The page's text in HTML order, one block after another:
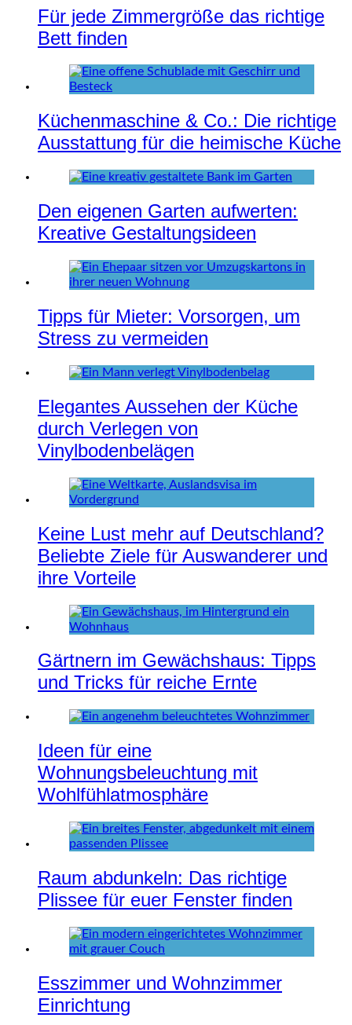
Für jede Zimmergröße das richtige
Bett finden
Küchenmaschine & Co.: Die richtige
Ausstattung für die heimische Küche
Den eigenen Garten aufwerten:
Kreative Gestaltungsideen
Tipps für Mieter: Vorsorgen, um
Stress zu vermeiden
Elegantes Aussehen der Küche
durch Verlegen von
Vinylbodenbelägen
Keine Lust mehr auf Deutschland?
Beliebte Ziele für Auswanderer und
ihre Vorteile
Gärtnern im Gewächshaus: Tipps
und Tricks für reiche Ernte
Ideen für eine
Wohnungsbeleuchtung mit
Wohlfühlatmosphäre
Raum abdunkeln: Das richtige
Plissee für euer Fenster finden
Esszimmer und Wohnzimmer
Einrichtung